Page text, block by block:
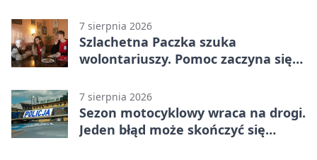
7 sierpnia 2026
Szlachetna Paczka szuka
wolontariuszy. Pomoc zaczyna się
7 sierpnia 2026
Sezon motocyklowy wraca na drogi.
Jeden błąd może skończyć się